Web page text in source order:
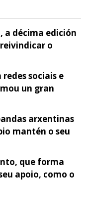
a décima edición
o
sociais e
un gran
arxentinas
mantén o seu
que forma
apoio, como o